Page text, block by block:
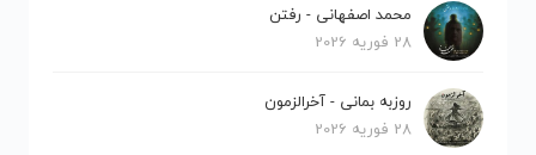
محمد اصفهانی - رفتن
28 فوریه 2026
روزبه بمانی - آخرالزمون
28 فوریه 2026